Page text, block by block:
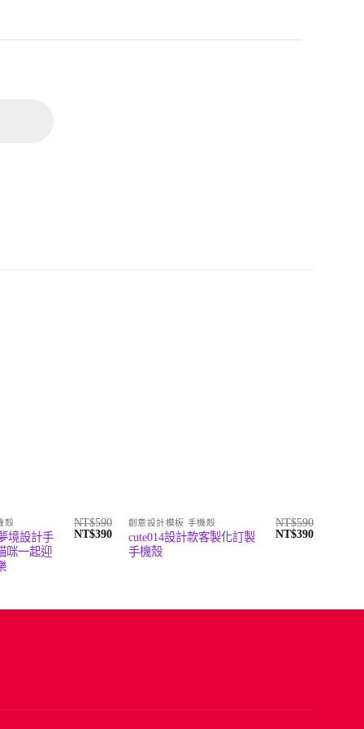
殼
境設計手
咪一起迎
NT$590
原
NT$390目
創意設計模板 手機殼
cute014設計款客製化訂製
手機殼
NT$590
原
NT$390目